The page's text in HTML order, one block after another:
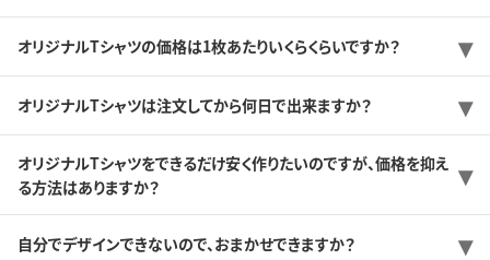
オリジナルTシャツの価格は1枚あたりいくらくらいですか？
オリジナルTシャツは注文してから何日で出来ますか？
オリジナルTシャツをできるだけ安く作りたいのですが、価格を抑え
る方法はありますか？
自分でデザインできないので、おまかせできますか？